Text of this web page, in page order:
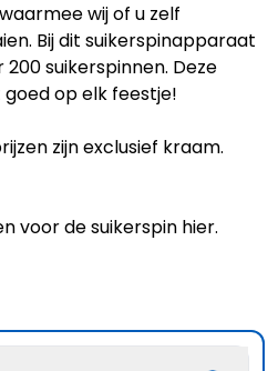
wij of u zelf
Bij dit suikerspinapparaat
suikerspinnen. Deze
op elk feestje!
zijn exclusief kraam.
voor de suikerspin hier.